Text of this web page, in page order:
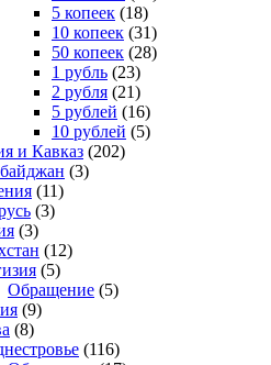
5 копеек (18)
10 копеек (31)
50 копеек (28)
1 рубль (23)
2 рубля (21)
5 рублей (16)
10 рублей (5)
и Кавказ (202)
(3)
(11)
(3)
(3)
(12)
(5)
Обращение (5)
(9)
(8)
(116)